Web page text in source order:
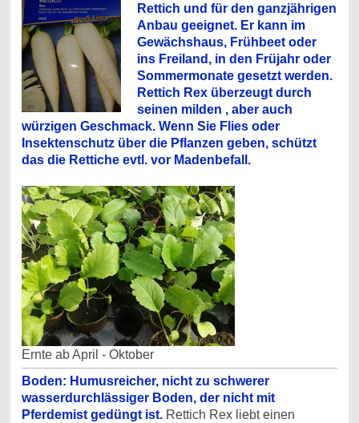
Rettich und für den ganzjährigen
Anbau geeignet. Er kann im
Gewächshaus, Frühbeet oder
ins Freiland, in den Früjahr oder
Sommermonate gesetzt werden.
Rettich Rex überzeugt durch
seinen milden , aber auch
würzigen Geschmack. Wenn Sie Flies oder
Insektenschutz über die Pflanzen geben, schützt
das die Rettiche evtl. vor Madenbefall.
Ernte ab April - Oktober
Boden: Humusreicher, nicht zu schwerer
wasserdurchlässiger Boden, der nicht mit
Pferdemist gedüngt ist.Rettich Rex liebt einen